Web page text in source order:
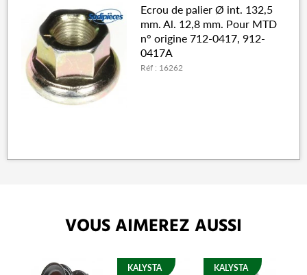
Ecrou de palier Ø int. 132,5
mm. Al. 12,8 mm. Pour MTD
n° origine 712-0417, 912-
0417A
Réf : 16262
VOUS AIMEREZ AUSSI
KALYSTA KALYSTA